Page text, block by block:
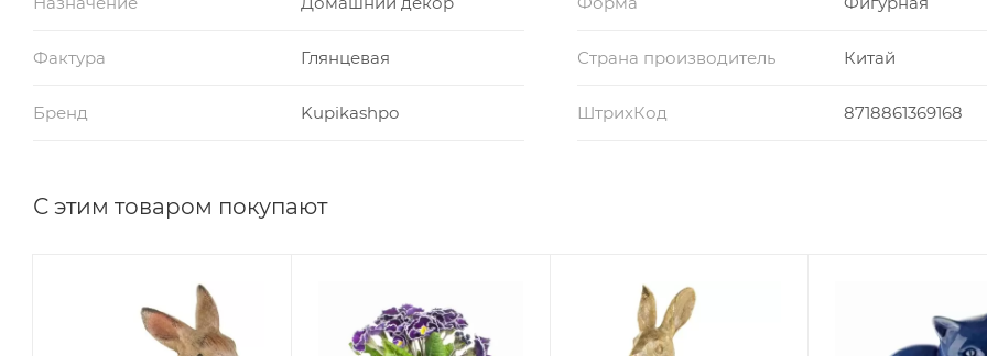
Фактура Глянцевая Страна производитель Китай
Бренд Kupikashpo ШтрихКод 8718861369168
С этим товаром покупают